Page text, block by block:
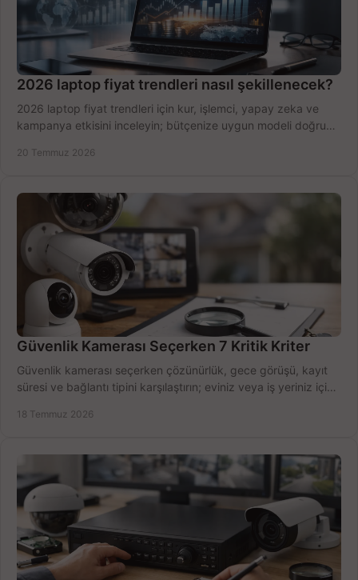
2026 laptop fiyat trendleri nasıl şekillenecek?
2026 laptop fiyat trendleri için kur, işlemci, yapay zeka ve
kampanya etkisini inceleyin; bütçenize uygun modeli doğru
20 Temmuz 2026
Güvenlik Kamerası Seçerken 7 Kritik Kriter
Güvenlik kamerası seçerken çözünürlük, gece görüşü, kayıt
süresi ve bağlantı tipini karşılaştırın; eviniz veya iş yeriniz için
18 Temmuz 2026